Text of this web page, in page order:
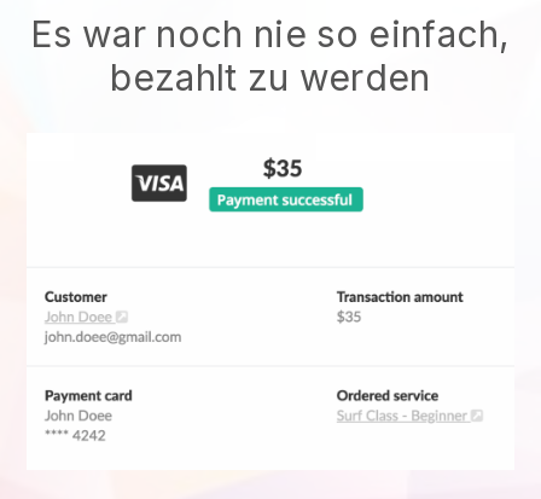
Es war noch nie so einfach,
bezahlt zu werden